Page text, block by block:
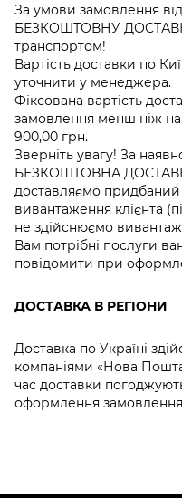
За умови замовлення
БЕЗКОШТОВНУ
транспортом!
Вартість доставки по
уточнити у менеджера.
Фіксована вартість
замовлення менш ніж на
900,00 грн.
Зверніть увагу! За
БЕЗКОШТОВНА
доставляємо придбаний
вивантаження клієнта
не здійснюємо
Вам потрібні послуги
повідомити при
ДОСТАВКА В РЕГІОНИ
Доставка по Україні
компаніями «Нова
час доставки
оформлення